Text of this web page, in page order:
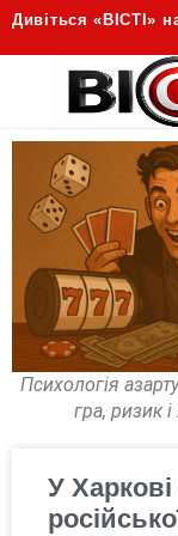
Дивіться «ВІСТІ»
Психологія
гра, ризик
У Харкові